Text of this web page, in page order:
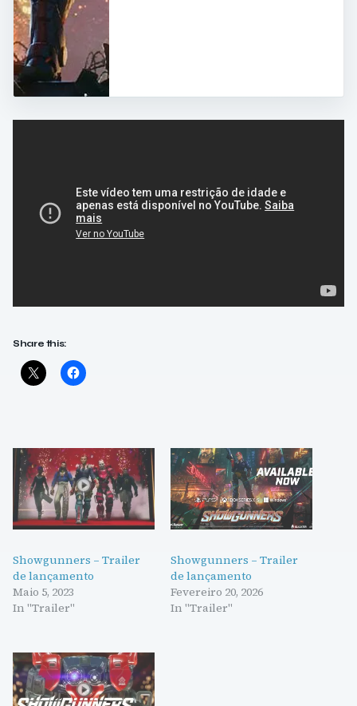
Share this:
Showgunners – Trailer
de lançamento
Maio 5, 2023
In "Trailer"
Showgunners – Trailer
de lançamento
Fevereiro 20, 2026
In "Trailer"